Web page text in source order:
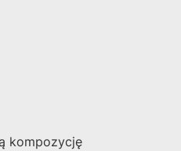
kompozycję